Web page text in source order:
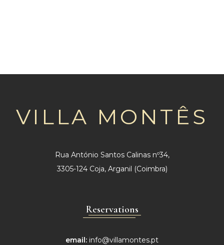
VILLA MONTÊS
Rua António Santos Calinas nº34,
3305-124 Coja, Arganil (Coimbra)
Reservations
email: info@villamontes.pt